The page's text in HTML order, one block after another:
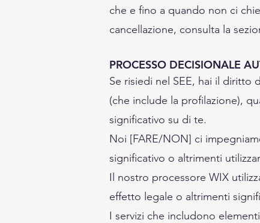
che e fino a quando non ci
cancellazione, consulta la
PROCESSO DECISIONALE
Se risiedi nel SEE, hai il diritto
(che include la profilazione),
significativo su di te.
Noi [FARE/NON] ci
significativo o altrimenti
Il nostro processore WIX
effetto legale o altrimenti
I servizi che includono